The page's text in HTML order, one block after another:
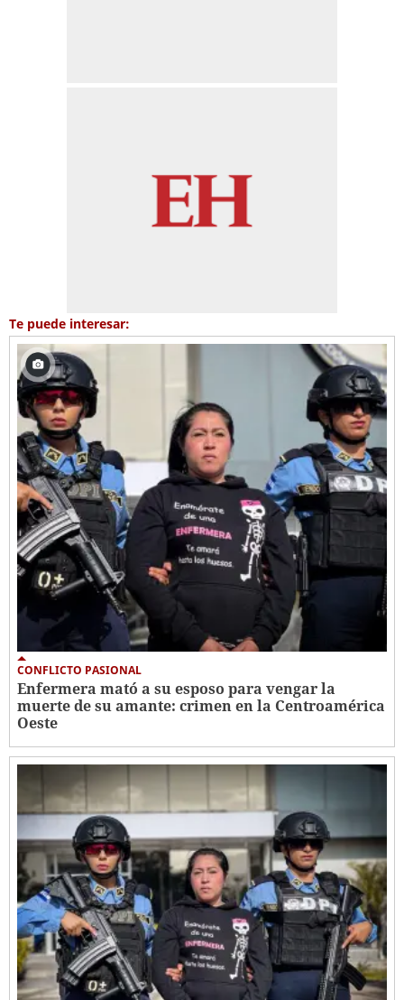
Te puede interesar:
CONFLICTO PASIONAL
Enfermera mató a su esposo para vengar la
muerte de su amante: crimen en la Centroamérica
Oeste